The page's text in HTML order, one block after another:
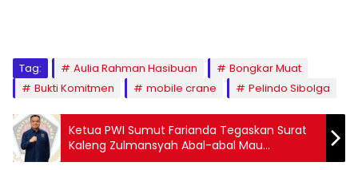
Tag: Aulia Rahman Hasibuan
Bongkar Muat
Bukti Komitmen
mobile crane Pelindo Sibolga
Ketua PWI Sumut Farianda Tegaskan Surat
Kaleng Zulmansyah Abal-abal Mau
Mengobok-Obok